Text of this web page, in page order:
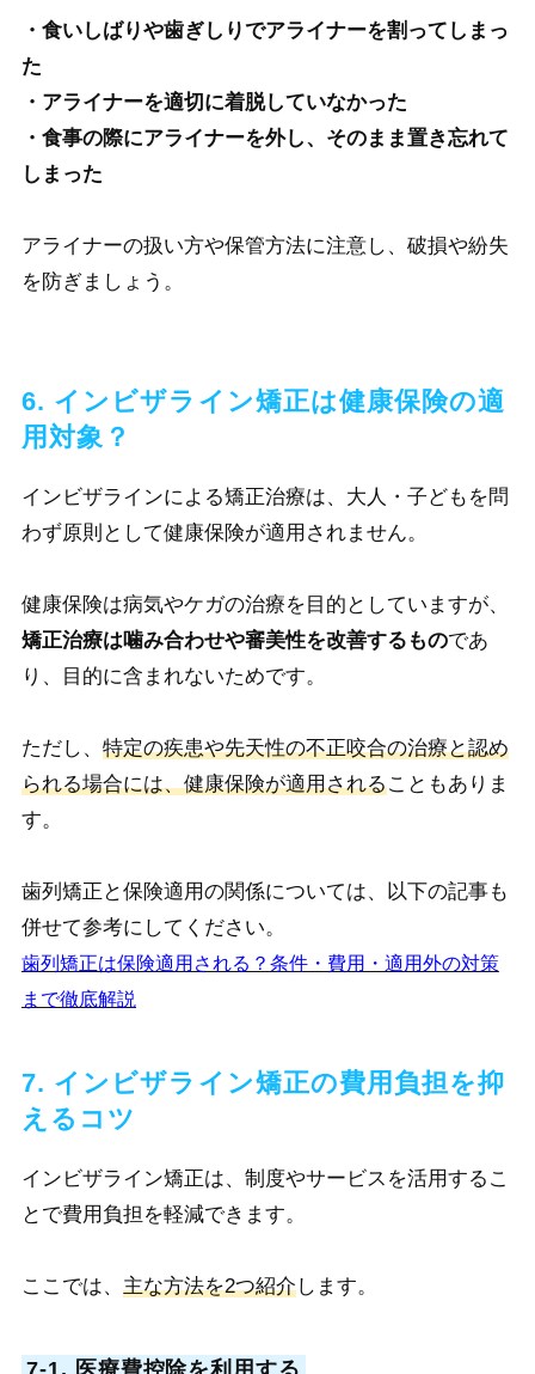
・食いしばりや歯ぎしりでアライナーを割ってしまっ
た
・アライナーを適切に着脱していなかった
・食事の際にアライナーを外し、そのまま置き忘れて
しまった
アライナーの扱い方や保管方法に注意し、破損や紛失
を防ぎましょう。
6. インビザライン矯正は健康保険の適
用対象？
インビザラインによる矯正治療は、大人・子どもを問
わず原則として健康保険が適用されません。
健康保険は病気やケガの治療を目的としていますが、
矯正治療は噛み合わせや審美性を改善するものであ
り、目的に含まれないためです。
ただし、 特定の疾患や先天性の不正咬合の治療と認め
られる場合には、健康保険が適用されることもありま
す。
歯列矯正と保険適用の関係については、以下の記事も
併せて参考にしてください。
歯列矯正は保険適用される？条件・費用・適用外の対策
まで徹底解説
7. インビザライン矯正の費用負担を抑
えるコツ
インビザライン矯正は、制度やサービスを活用するこ
とで費用負担を軽減できます。
ここでは、 主な方法を2つ紹介します。